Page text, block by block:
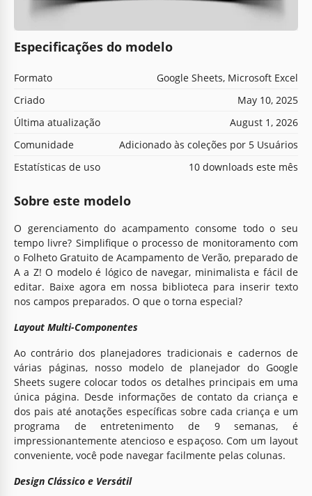
Especificações do modelo
Formato
Google Sheets, Microsoft Excel
Criado
May 10, 2025
Última atualização
August 1, 2026
Comunidade
Adicionado às coleções por 5 Usuários
Estatísticas de uso
10 downloads este mês
Sobre este modelo
O gerenciamento do acampamento consome todo o seu
tempo livre? Simplifique o processo de monitoramento com
o Folheto Gratuito de Acampamento de Verão, preparado de
A a Z! O modelo é lógico de navegar, minimalista e fácil de
editar. Baixe agora em nossa biblioteca para inserir texto
nos campos preparados. O que o torna especial?
Layout Multi-Componentes
Ao contrário dos planejadores tradicionais e cadernos de
várias páginas, nosso modelo de planejador do Google
Sheets sugere colocar todos os detalhes principais em uma
única página. Desde informações de contato da criança e
dos pais até anotações específicas sobre cada criança e um
programa de entretenimento de 9 semanas, é
impressionantemente atencioso e espaçoso. Com um layout
conveniente, você pode navegar facilmente pelas colunas.
Design Clássico e Versátil